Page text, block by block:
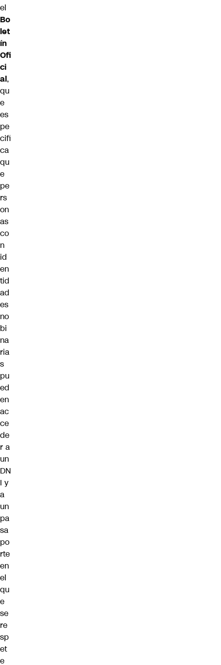
el
Bo
let
ín
Ofi
ci
al,
qu
e
es
pe
cifi
ca
qu
e
pe
rs
on
as
co
n
id
en
tid
ad
es
no
bi
na
ria
s
pu
ed
en
ac
ce
de
r a
un
DN
I y
a
un
pa
sa
po
rte
en
el
qu
e
se
re
sp
et
e